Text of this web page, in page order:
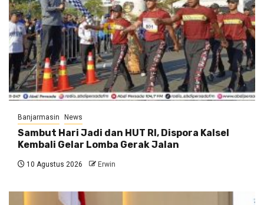
Banjarmasin News
Sambut Hari Jadi dan HUT RI, Dispora Kalsel
Kembali Gelar Lomba Gerak Jalan
10 Agustus 2026 Erwin